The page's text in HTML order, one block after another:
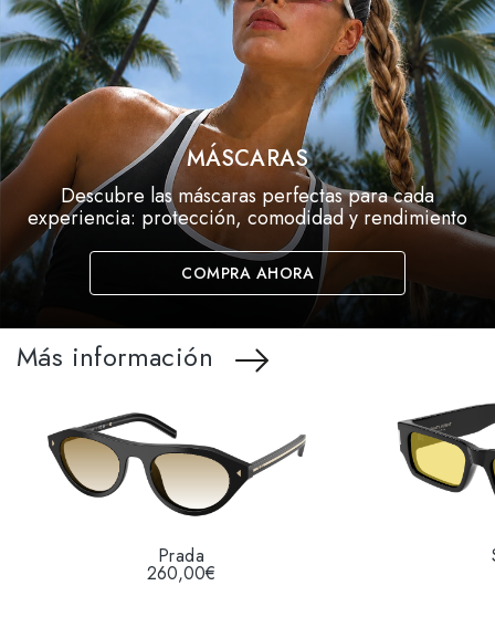
MÁSCARAS
Descubre las máscaras perfectas para cada
experiencia: protección, comodidad y rendimiento
COMPRA AHORA
Más información
Prada
260,00€